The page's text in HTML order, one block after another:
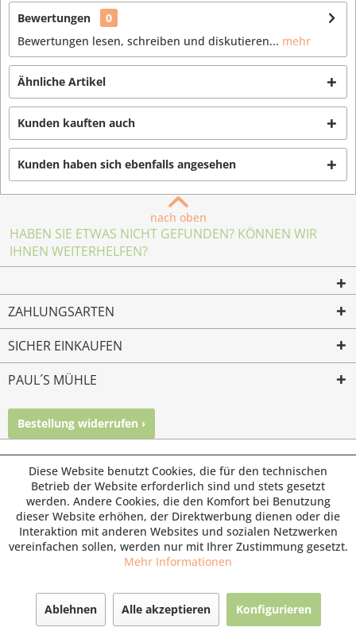
Bewertungen
0
Bewertungen lesen, schreiben und diskutieren... mehr
Ähnliche Artikel
Kunden kauften auch
Kunden haben sich ebenfalls angesehen
nach oben
HABEN SIE ETWAS NICHT GEFUNDEN? KÖNNEN WIR
IHNEN WEITERHELFEN?
ZAHLUNGSARTEN
SICHER EINKAUFEN
PAUL´S MÜHLE
Bestellung widerrufen ›
© Paul's Mühle | Inhaber: Christof Paul e.K. | Westring 2 |
45659 Recklinghausen
Fax: 02361 -28831 | E-Mail: info@pauls-muehle.de
Diese Website benutzt Cookies, die für den technischen
Betrieb der Website erforderlich sind und stets gesetzt
werden. Andere Cookies, die den Komfort bei Benutzung
dieser Website erhöhen, der Direktwerbung dienen oder die
Interaktion mit anderen Websites und sozialen Netzwerken
vereinfachen sollen, werden nur mit Ihrer Zustimmung gesetzt.
Mehr Informationen
Ablehnen Alle akzeptieren Konfigurieren